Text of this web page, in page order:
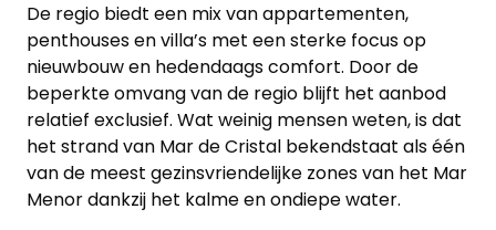
De regio biedt een mix van appartementen,
penthouses en villa’s met een sterke focus op
nieuwbouw en hedendaags comfort. Door de
beperkte omvang van de regio blijft het aanbod
relatief exclusief. Wat weinig mensen weten, is dat
het strand van Mar de Cristal bekendstaat als één
van de meest gezinsvriendelijke zones van het Mar
Menor dankzij het kalme en ondiepe water.